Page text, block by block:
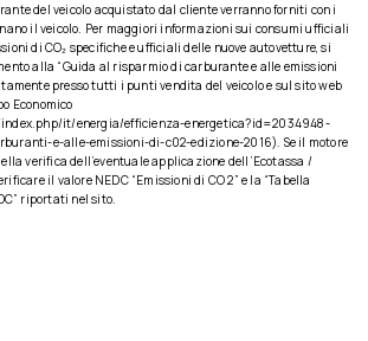
del veicolo acquistato dal cliente verranno forniti con i
il veicolo. Per maggiori informazioni sui consumi ufficiali
di CO₂ specifiche e ufficiali delle nuove autovetture, si
alla “Guida al risparmio di carburante e alle emissioni
presso tutti i punti vendita del veicolo e sul sito web
Economico
it/energia/efficienza-energetica?id=2034948-
e-alle-emissioni-di-c02-edizione-2016). Se il motore
verifica dell’eventuale applicazione dell’Ecotassa /
il valore NEDC “Emissioni di CO 2” e la “Tabella
riportati nel sito.